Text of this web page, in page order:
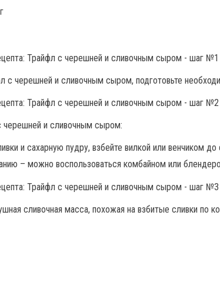
с черешней и сливочным сыром, подготовьте
черешней и сливочным сыром:
и сахарную пудру, взбейте вилкой или венчиком
– можно воспользоваться комбайном или
сливочная масса, похожая на взбитые сливки по